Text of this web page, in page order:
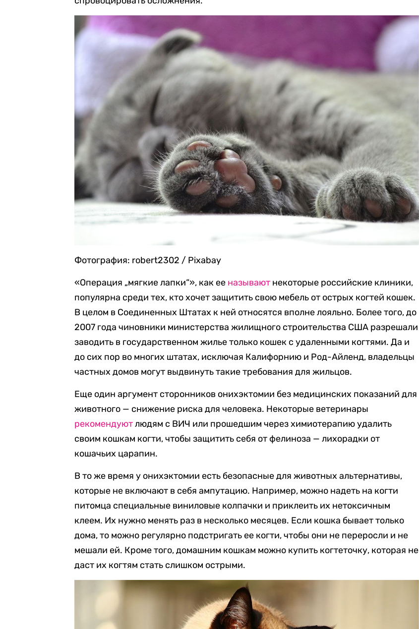
Фотография: robert2302 / Pixabay
«Операция „мягкие лапки“», как ее называют некоторые российские клиники,
популярна среди тех, кто хочет защитить свою мебель от острых когтей кошек.
В целом в Соединенных Штатах к ней относятся вполне лояльно. Более того, до
2007 года чиновники министерства жилищного строительства США разрешали
заводить в государственном жилье только кошек с удаленными когтями. Да и
до сих пор во многих штатах, исключая Калифорнию и Род-Айленд, владельцы
частных домов могут выдвинуть такие требования для жильцов.
Еще один аргумент сторонников онихэктомии без медицинских показаний для
животного — снижение риска для человека. Некоторые ветеринары
рекомендуютлюдям с ВИЧ или прошедшим через химиотерапию удалить
своим кошкам когти, чтобы защитить себя от фелиноза — лихорадки от
кошачьих царапин.
В то же время у онихэктомии есть безопасные для животных альтернативы,
которые не включают в себя ампутацию. Например, можно надеть на когти
питомца специальные виниловые колпачки и приклеить их нетоксичным
клеем. Их нужно менять раз в несколько месяцев. Если кошка бывает только
дома, то можно регулярно подстригать ее когти, чтобы они не переросли и не
мешали ей. Кроме того, домашним кошкам можно купить когтеточку, которая не
даст их когтям стать слишком острыми.